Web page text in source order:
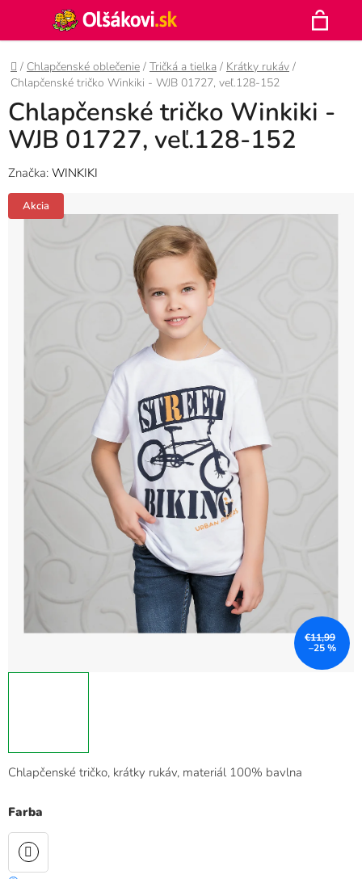
obsah
Hľadať
Domov
/ Chlapčenské oblečenie / Tričká a tielka / Krátky rukáv /
Chlapčenské tričko Winkiki - WJB 01727, veľ.128-152
Chlapčenské tričko, krátky rukáv, materiál 100% bavlna
Farba
Chlapčenské tričko Winkiki -
WJB 01727, veľ.128-152
Značka: WINKIKI
Akcia
€11,99
–25 %